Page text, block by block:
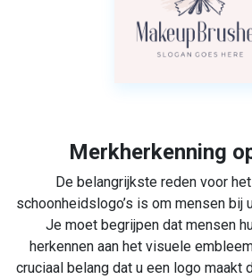
Merkherkenning
De belangrijkste reden voor
schoonheidslogo’s is om mensen bij
Je moet begrijpen dat mensen
herkennen aan het visuele
cruciaal belang dat u een logo maakt